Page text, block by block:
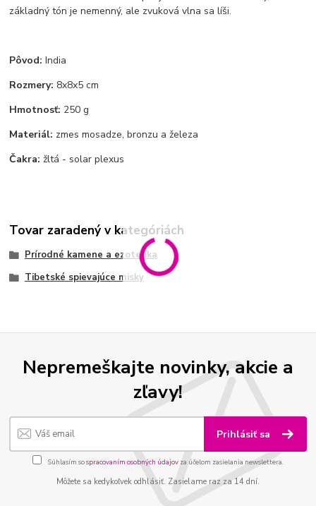
základný tón je nemenný, ale zvuková vlna sa líši.
Pôvod: India
Rozmery: 8x8x5 cm
Hmotnosť: 250 g
Materiál: zmes mosadze, bronzu a železa
Čakra: žltá - solar plexus
Tovar zaradený v kategóriách
Prírodné kamene a ezoterika
Tibetské spievajúce misky
Nepremeškajte novinky, akcie a
zľavy!
Prihlásiť sa
Súhlasím sospracovaním osobných údajov za účelom zasielania newslettera.
Môžete sa kedykoľvek odhlásiť. Zasielame raz za 14 dní.